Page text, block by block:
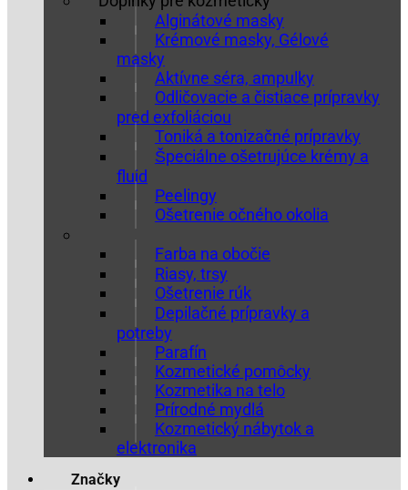
Alginátové masky
Krémové masky, Gélové
masky
Aktívne séra, ampulky
Odličovacie a čistiace prípravky
pred exfoliáciou
Toniká a tonizačné prípravky
Špeciálne ošetrujúce krémy a
fluid
Peelingy
Ošetrenie očného okolia
Farba na obočie
Riasy, trsy
Ošetrenie rúk
Depilačné prípravky a
potreby
Parafín
Kozmetické pomôcky
Kozmetika na telo
Prírodné mydlá
Kozmetický nábytok a
elektronika
Značky